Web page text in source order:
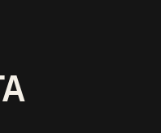
ATA